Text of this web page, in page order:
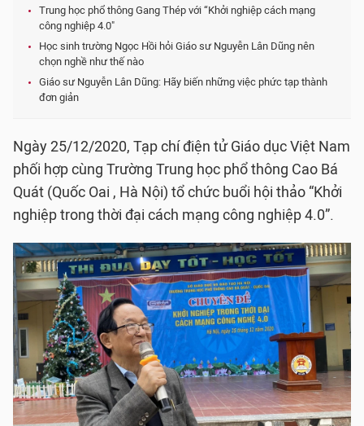
Trung học phổ thông Gang Thép với “Khởi nghiệp cách mạng
công nghiệp 4.0"
Học sinh trường Ngọc Hồi hỏi Giáo sư Nguyễn Lân Dũng nên
chọn nghề như thế nào
Giáo sư Nguyễn Lân Dũng: Hãy biến những việc phức tạp thành
đơn giản
Ngày 25/12/2020, Tạp chí điện tử Giáo dục Việt Nam
phối hợp cùng Trường Trung học phổ thông Cao Bá
Quát (Quốc Oai , Hà Nội) tổ chức buổi hội thảo “Khởi
nghiệp trong thời đại cách mạng công nghiệp 4.0”.